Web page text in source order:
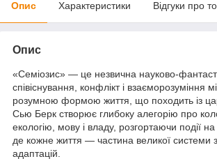
Опис Характеристики Відгуки про
Опис
«Семіозис» — це незвична науково-
співіснування, конфлікт і взаєморозуміння
розумною формою життя, що походить із
Сью Берк створює глибоку алегорію про
екологію, мову і владу, розгортаючи події на
де кожне життя — частина великої системи
адаптацій.